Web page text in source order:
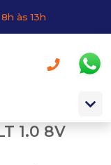
às 13h
1.0 8V